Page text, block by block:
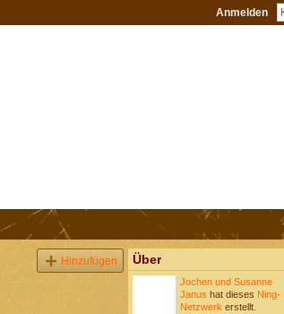
Anmelden
Hinzufügen Über
Jochen und Susanne
Janus hat dieses Ning-
Netzwerk erstellt.